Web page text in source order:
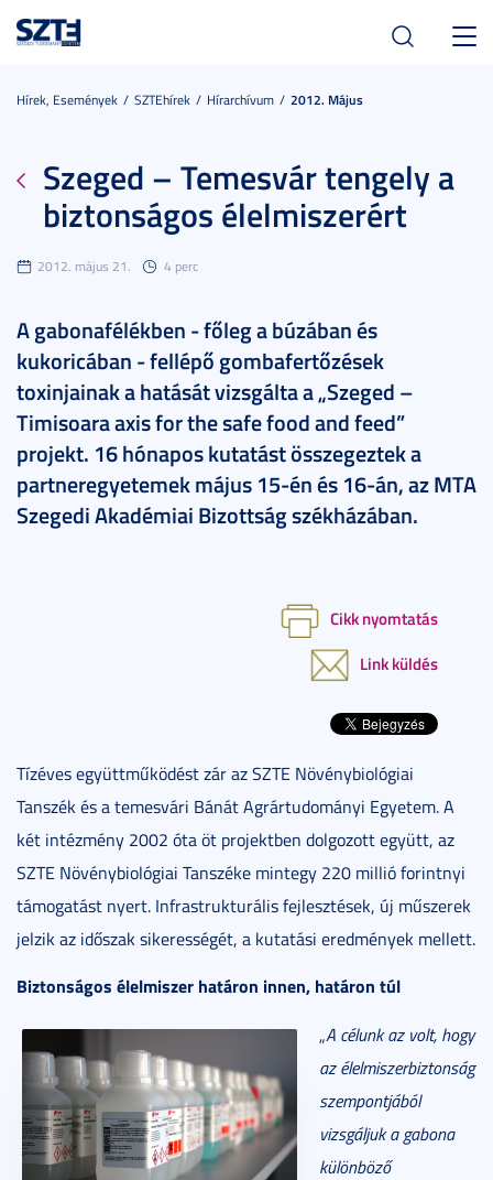
Hírek, Események SZTEhírek Hírarchívum 2012. Május
Szeged – Temesvár tengely a
biztonságos élelmiszerért
2012. május 21. 4 perc
A gabonafélékben - főleg a búzában és
kukoricában - fellépő gombafertőzések
toxinjainak a hatását vizsgálta a „Szeged –
Timisoara axis for the safe food and feed”
projekt. 16 hónapos kutatást összegeztek a
partneregyetemek május 15-én és 16-án, az MTA
Szegedi Akadémiai Bizottság székházában.
Cikk nyomtatás
Link küldés
Tízéves együttműködést zár az SZTE Növénybiológiai
Tanszék és a temesvári Bánát Agrártudományi Egyetem. A
két intézmény 2002 óta öt projektben dolgozott együtt, az
SZTE Növénybiológiai Tanszéke mintegy 220 millió forintnyi
támogatást nyert. Infrastrukturális fejlesztések, új műszerek
jelzik az időszak sikerességét, a kutatási eredmények mellett.
Biztonságos élelmiszer határon innen, határon túl
„A célunk az volt, hogy
az élelmiszerbiztonság
szempontjából
vizsgáljuk a gabona
különböző